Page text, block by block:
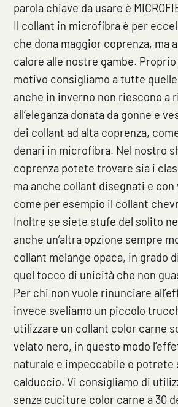
parola chiave da usare è
Il collant in microfibra è per
che dona maggior coprenza, ma
calore alle nostre gambe.
motivo consigliamo a tutte
anche in inverno non riescono a
all’eleganza donata da gonne e
dei collant ad alta coprenza,
denari in microfibra. Nel nostro
coprenza potete trovare sia i
ma anche collant disegnati e
come per esempio il collant
Inoltre se siete stufe del solito
anche un’altra opzione sempre
collant melange opaca, in grado
quel tocco di unicità che non
Per chi non vuole rinunciare
invece sveliamo un piccolo
utilizzare un collant color carne
velato nero, in questo modo
naturale e impeccabile e potrete
calduccio. Vi consigliamo di
senza cuciture color carne a 30